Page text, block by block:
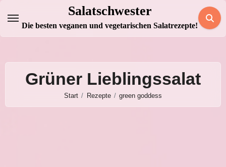
Inhalt
springen
Salatschwester
Die besten veganen und vegetarischen Salatrezepte!
Grüner Lieblingssalat
Start Rezepte green goddess